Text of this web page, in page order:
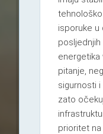
isporuke u
posljednjih
pitanje,
sigurnosti
zato
prioritet na